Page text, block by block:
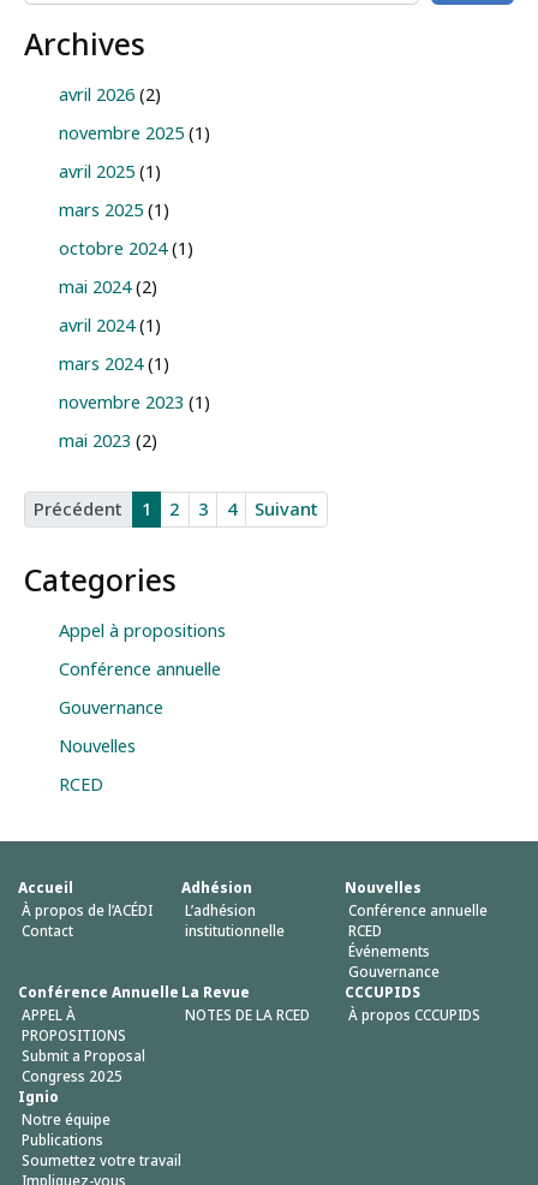
Archives
avril 2026 (2)
novembre 2025 (1)
avril 2025 (1)
mars 2025 (1)
octobre 2024(1)
mai 2024(2)
avril 2024(1)
mars 2024(1)
novembre 2023 (1)
mai 2023 (2)
Précédent 1 2 3 4 Suivant
Categories
Appel à propositions
Conférence annuelle
Gouvernance
Nouvelles
RCED
Accueil
À propos de l’ACÉDI
Contact
Adhésion
L’adhésion
institutionnelle
Nouvelles
Conférence annuelle
RCED
Événements
Gouvernance
Conférence Annuelle
APPEL À
PROPOSITIONS
Submit a Proposal
Congress 2025
La Revue
NOTES DE LA RCED
CCCUPIDS
À propos CCCUPIDS
Ignio
Notre équipe
Publications
Soumettez votre travail
Impliquez-vous